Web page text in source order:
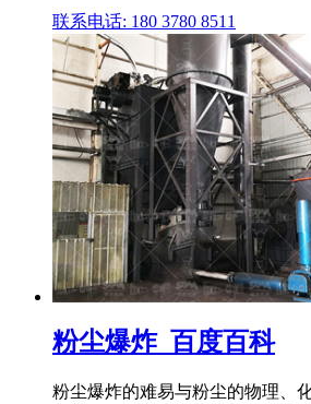
联系电话: 180 3780 8511
粉尘爆炸_百度百科
粉尘爆炸的难易与粉尘的物理、